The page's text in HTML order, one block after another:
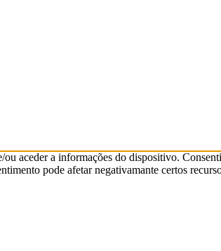
aceder a informações do dispositivo.
pode afetar negativamante certos